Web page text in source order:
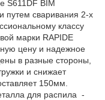
S611DF BIM
путем сваривания 2-х
классу
марки RAPIDE
цену и надежное
в разные стороны,
и снижает
150мм.
для распила -